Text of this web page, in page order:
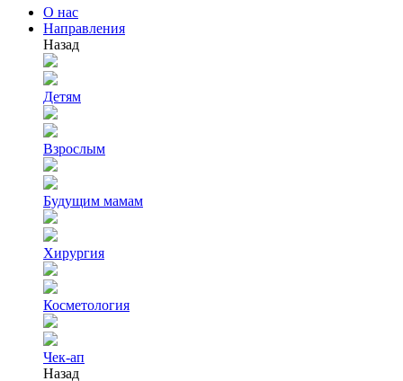
О нас
Направления
Назад
Детям
Взрослым
Будущим мамам
Хирургия
Косметология
Чек-ап
Назад